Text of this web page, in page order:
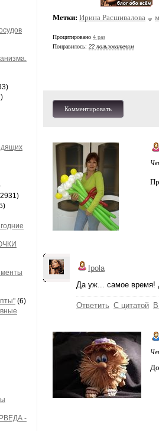
(6)
-
Метки: Ирина Расшивалова
Процитировано 4 раз
Понравилось: 22 пользователям
Комментировать
Ipola
Да уж... самое время!
Ответить С цитатой